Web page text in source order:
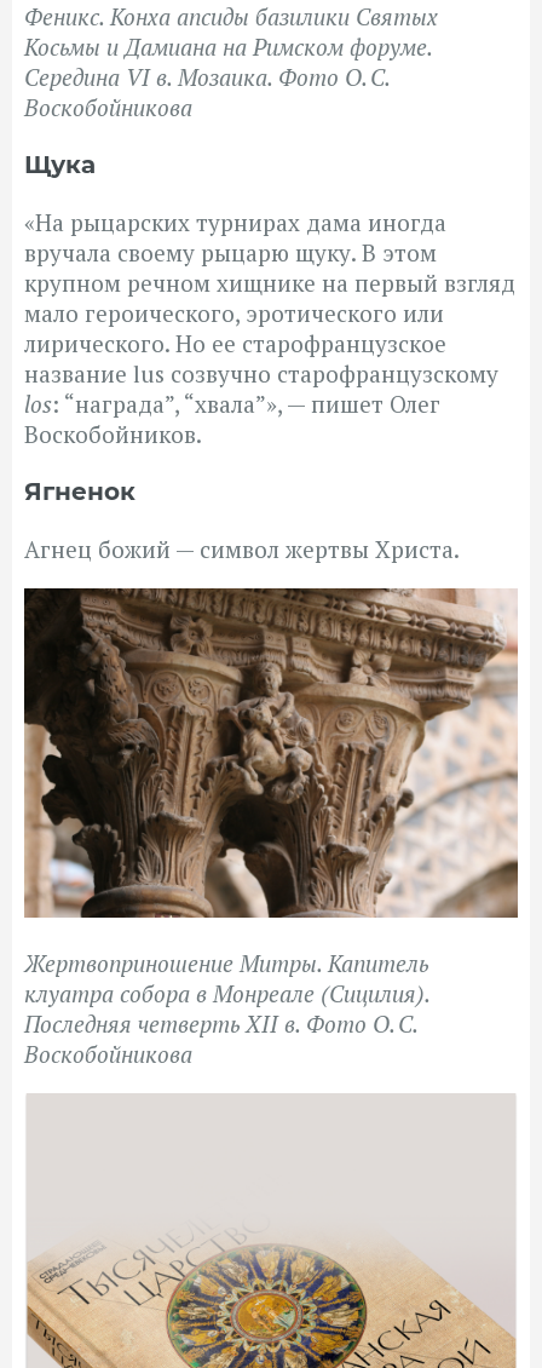
Феникс. Конха апсиды базилики Святых
Косьмы и Дамиана на Римском форуме.
Середина VI в. Мозаика. Фото О. С.
Воскобойникова
Щука
«На рыцарских турнирах дама иногда
вручала своему рыцарю щуку. В этом
крупном речном хищнике на первый взгляд
мало героического, эротического или
лирического. Но ее старофранцузское
название lus созвучно старофранцузскому
los: “награда”, “хвала”», — пишет Олег
Воскобойников.
Ягненок
Агнец божий — символ жертвы Христа.
Жертвоприношение Митры. Капитель
клуатра собора в Монреале (Сицилия).
Последняя четверть XII в. Фото О. С.
Воскобойникова